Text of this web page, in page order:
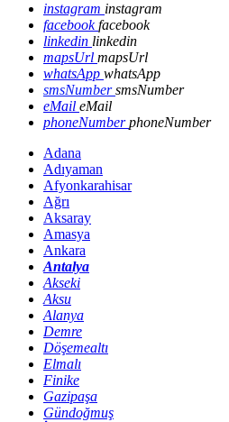
instagram instagram
facebookfacebook
linkedin linkedin
mapsUrl mapsUrl
whatsApp whatsApp
smsNumbersmsNumber
eMail eMail
phoneNumberphoneNumber
Adana
Adıyaman
Afyonkarahisar
Ağrı
Aksaray
Amasya
Ankara
Antalya
Akseki
Aksu
Alanya
Demre
Döşemealtı
Elmalı
Finike
Gazipaşa
Gündoğmuş